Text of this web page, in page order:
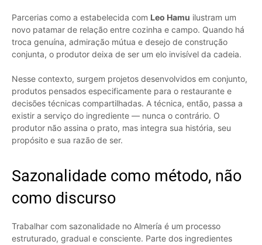
Parcerias como a estabelecida com Leo Hamu ilustram um
novo patamar de relação entre cozinha e campo. Quando há
troca genuína, admiração mútua e desejo de construção
conjunta, o produtor deixa de ser um elo invisível da cadeia.
Nesse contexto, surgem projetos desenvolvidos em conjunto,
produtos pensados especificamente para o restaurante e
decisões técnicas compartilhadas. A técnica, então, passa a
existir a serviço do ingrediente — nunca o contrário. O
produtor não assina o prato, mas integra sua história, seu
propósito e sua razão de ser.
Sazonalidade como método, não
como discurso
Trabalhar com sazonalidade no Almería é um processo
estruturado, gradual e consciente. Parte dos ingredientes